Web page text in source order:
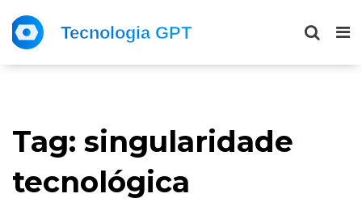
Tag: singularidade
tecnológica